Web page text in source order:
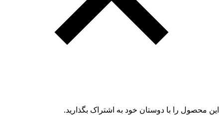
این محصول را با دوستان خود به اشتراک بگذارید.